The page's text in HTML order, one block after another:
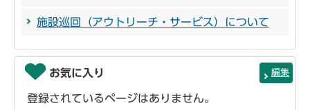
施設巡回（アウトリーチ・サービス）について
お気に入り 編集
登録されているページはありません。